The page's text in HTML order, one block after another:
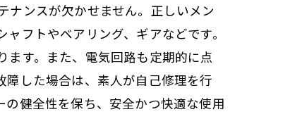
ナンスが欠かせません。正しいメン
フトやベアリング、ギアなどです。
す。また、電気回路も定期的に点
した場合は、素人が自己修理を行
健全性を保ち、安全かつ快適な使用